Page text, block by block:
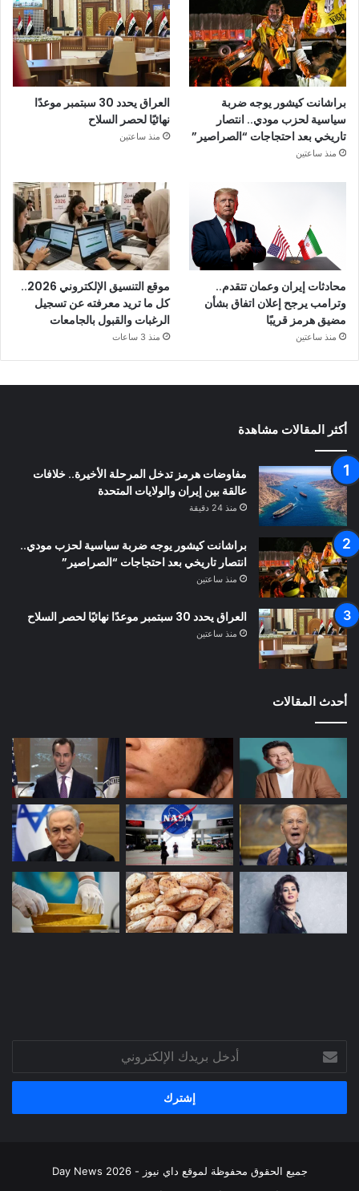
براشانت كيشور يوجه ضربة
سياسية لحزب مودي.. انتصار
تاريخي بعد احتجاجات “الصراصير”
منذ ساعتين
العراق يحدد 30 سبتمبر موعدًا
نهائيًا لحصر السلاح
منذ ساعتين
محادثات إيران وعمان تتقدم..
وترامب يرجح إعلان اتفاق بشأن
مضيق هرمز قريبًا
منذ ساعتين
موقع التنسيق الإلكتروني 2026..
كل ما تريد معرفته عن تسجيل
الرغبات والقبول بالجامعات
منذ 3 ساعات
أكثر المقالات مشاهدة
مفاوضات هرمز تدخل المرحلة الأخيرة.. خلافات
عالقة بين إيران والولايات المتحدة
منذ 24 دقيقة
براشانت كيشور يوجه ضربة سياسية لحزب مودي..
انتصار تاريخي بعد احتجاجات “الصراصير”
منذ ساعتين
العراق يحدد 30 سبتمبر موعدًا نهائيًا لحصر السلاح
منذ ساعتين
أحدث المقالات
بريدك
الإلكتروني
جميع الحقوق محفوظة لموقع داي نيوز - Day News 2026